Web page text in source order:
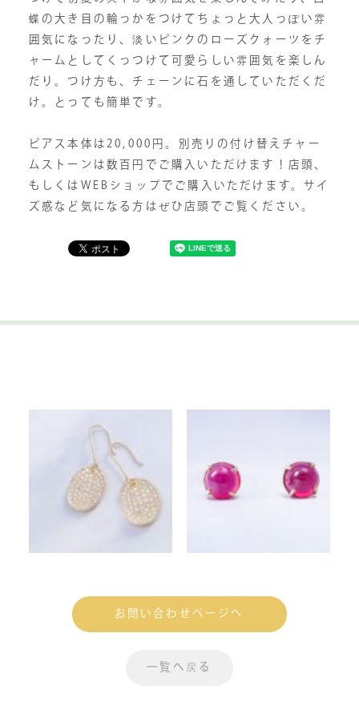
蝶の大き目の輪っかをつけてちょっと大人っぽい雰
囲気になったり、淡いピンクのローズクォーツをチ
ャームとしてくっつけて可愛らしい雰囲気を楽しん
だり。つけ方も、チェーンに石を通していただくだ
け。とっても簡単です。
ピアス本体は20,000円。別売りの付け替えチャー
ムストーンは数百円でご購入いただけます！店頭、
もしくはWEBショップでご購入いただけます。サイ
ズ感など気になる方はぜひ店頭でご覧ください。
お問い合わせページへ
一覧へ戻る